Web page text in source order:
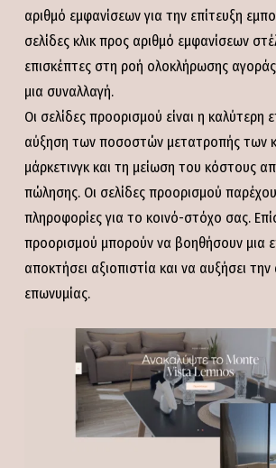
αριθμό εμφανίσεων για την επίτευξη
σελίδες κλικ προς αριθμό εμφανίσεων
επισκέπτες στη ροή ολοκλήρωσης
μια συναλλαγή.
Οι σελίδες προορισμού είναι η καλύτερη
αύξηση των ποσοστών μετατροπής των
μάρκετινγκ και τη μείωση του κόστους
πώλησης. Οι σελίδες προορισμού
πληροφορίες για το κοινό-στόχο σας.
προορισμού μπορούν να βοηθήσουν μια
αποκτήσει αξιοπιστία και να αυξήσει την
επωνυμίας.